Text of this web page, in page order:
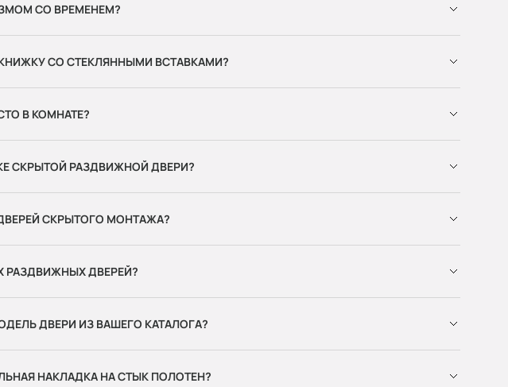
СО ВРЕМЕНЕМ?
СО СТЕКЛЯННЫМИ ВСТАВКАМИ?
В КОМНАТЕ?
СКРЫТОЙ РАЗДВИЖНОЙ ДВЕРИ?
СКРЫТОГО МОНТАЖА?
РАЗДВИЖНЫХ ДВЕРЕЙ?
ДВЕРИ ИЗ ВАШЕГО КАТАЛОГА?
НАКЛАДКА НА СТЫК ПОЛОТЕН?